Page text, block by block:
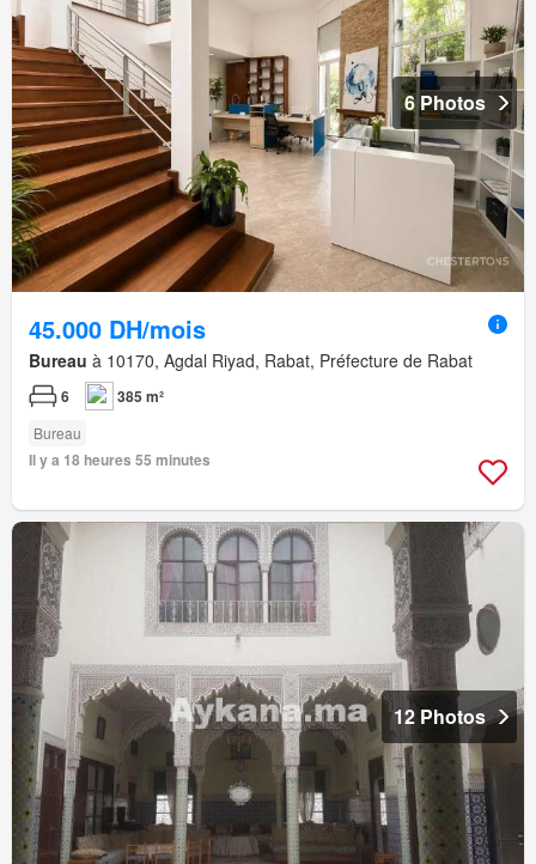
6 Photos
45.000 DH/mois
Bureau à 10170, Agdal Riyad, Rabat, Préfecture de Rabat
6 385 m²
Bureau
Il y a 18 heures 55 minutes
12 Photos